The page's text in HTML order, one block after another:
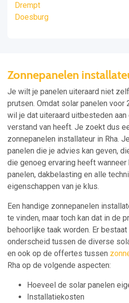
Drempt
Doesburg
Zonnepanelen
Je wilt je panelen uiteraard niet
prutsen. Omdat solar panelen voor
wil je dat uiteraard uitbesteden
verstand van heeft. Je zoekt dus
zonnepanelen installateur in Rha.
panelen die je advies kan geven,
die genoeg ervaring heeft
panelen, dakbelasting en alle
eigenschappen van je klus.
Een handige zonnepanelen
te vinden, maar toch kan dat in de
behoorlijke taak worden. Er
onderscheid tussen de diverse
en ook op de offertes tussen
Rha op de volgende aspecten:
Hoeveel de solar panelen
Installatiekosten